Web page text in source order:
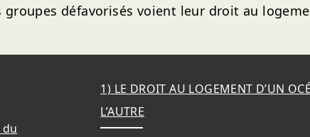
défavorisés voient leur droit au
1) LE DROIT AU LOGEMENT D’UN
L’AUTRE